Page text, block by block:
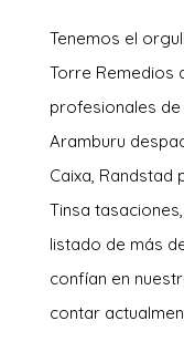
Tenemos el
Torre Remedios
profesionales
Aramburu
Caixa, Randstad
Tinsa
listado de más
confían en
contar